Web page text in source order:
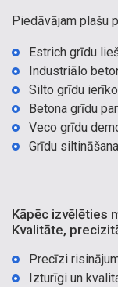
Piedāvājam plašu
Estrich grīdu
Industriālo
Silto grīdu
Betona grīdu
Veco grīdu
Grīdu siltināšana
Kāpēc izvēlēties
Kvalitāte,
Precīzi
Izturīgi un